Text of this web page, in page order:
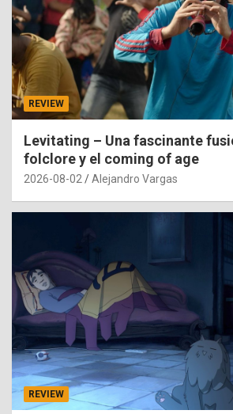
REVIEW
Levitating – Una fascinante
folclore y el coming of age
2026-08-02 Alejandro Vargas
REVIEW